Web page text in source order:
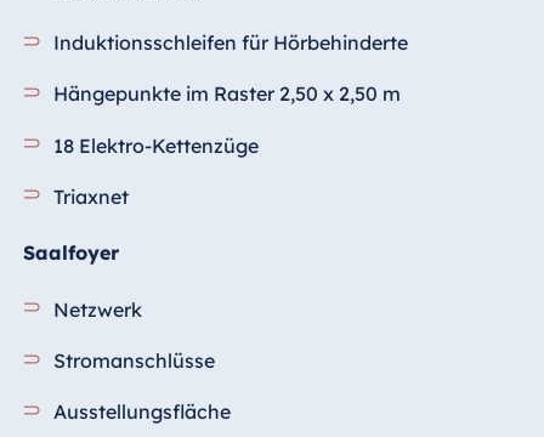
Induktionsschleifen für Hörbehinderte
Hängepunkte im Raster 2,50 x 2,50 m
18 Elektro-Kettenzüge
Triaxnet
Saalfoyer
Netzwerk
Stromanschlüsse
Ausstellungsfläche